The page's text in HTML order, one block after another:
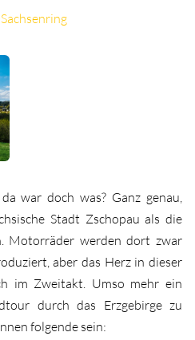
war doch was? Ganz genau,
Stadt Zschopau als die
Motorräder werden dort zwar
aber das Herz in dieser
im Zweitakt. Umso mehr ein
durch das Erzgebirge zu
folgende sein: